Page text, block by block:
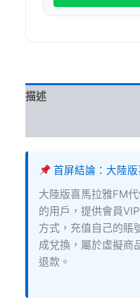
官
換
數
量
描述
首屏結論：大陸
大陸版喜馬拉雅FM
的用戶，提供會員
方式，充值自己的賬
成兌換，屬於虛擬商
退款。